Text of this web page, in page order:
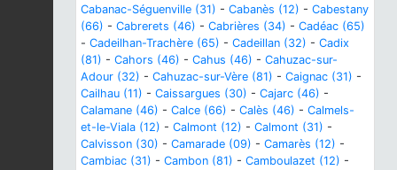
Cabanac-Séguenville (31) - Cabanès (12) - Cabestany
(66) - Cabrerets (46) - Cabrières (34) - Cadéac (65)
- Cadeilhan-Trachère (65) - Cadeillan (32) - Cadix
(81) - Cahors (46) - Cahus (46) - Cahuzac-sur-
Adour (32) - Cahuzac-sur-Vère (81) - Caignac (31) -
Cailhau (11) - Caissargues (30) - Cajarc (46) -
Calamane (46) - Calce (66) - Calès (46) - Calmels-
et-le-Viala (12) - Calmont (12) - Calmont (31) -
Calvisson (30) - Camarade (09) - Camarès (12) -
Cambiac (31) - Cambon (81) - Camboulazet (12) -